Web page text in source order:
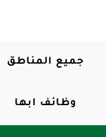
جميع المناطق
وظائف ابها